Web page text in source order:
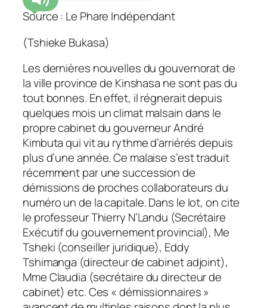
Source : Le Phare Indépendant
(Tshieke Bukasa)
Les dernières nouvelles du gouvernorat de
la ville province de Kinshasa ne sont pas du
tout bonnes. En effet, il régnerait depuis
quelques mois un climat malsain dans le
propre cabinet du gouverneur André
Kimbuta qui vit au rythme d’arriérés depuis
plus d’une année. Ce malaise s’est traduit
récemment par une succession de
démissions de proches collaborateurs du
numéro un de la capitale. Dans le lot, on cite
le professeur Thierry N’Landu (Secrétaire
Exécutif du gouvernement provincial), Me
Tsheki (conseiller juridique), Eddy
Tshimanga (directeur de cabinet adjoint),
Mme Claudia (secrétaire du directeur de
cabinet) etc. Ces « démissionnaires »